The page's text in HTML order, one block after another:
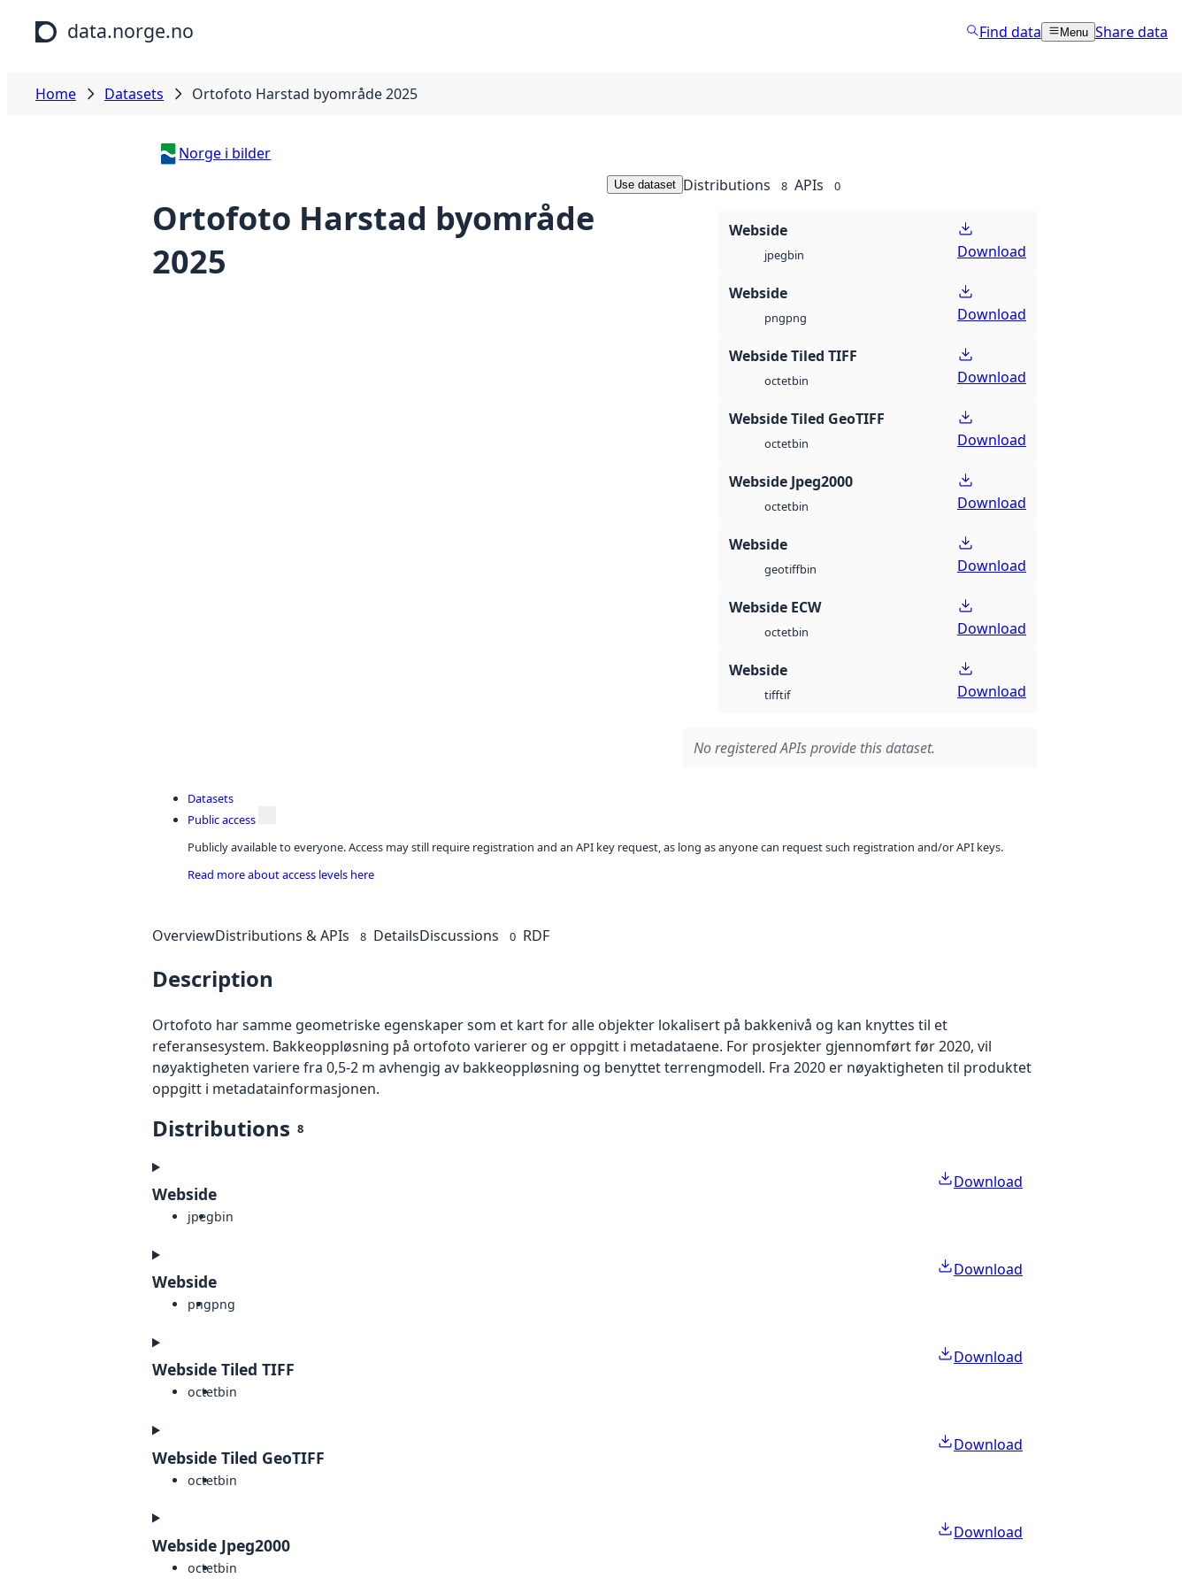
Skip to main content
data.norge.no Find data Menu Share data
Home Datasets Ortofoto Harstad byområde 2025
Norge i bilder
Ortofoto Harstad byområde
2025
Use dataset Distributions 8 APIs 0
Webside
jpegbin Download
Webside
pngpng Download
Webside Tiled TIFF
octetbin Download
Webside Tiled GeoTIFF
octetbin Download
Webside Jpeg2000
octetbin Download
Webside
geotiffbin Download
Webside ECW
octetbin Download
Webside
tifftif Download
No registered APIs provide this dataset.
Datasets
Public access
Publicly available to everyone. Access may still require registration and an API key request, as long as anyone can request such registration and/or API keys.
Read more about access levels here
OverviewDistributions & APIs 8 DetailsDiscussions 0 RDF
Description
Ortofoto har samme geometriske egenskaper som et kart for alle objekter lokalisert på bakkenivå og kan knyttes til et
referansesystem. Bakkeoppløsning på ortofoto varierer og er oppgitt i metadataene. For prosjekter gjennomført før 2020, vil
nøyaktigheten variere fra 0,5-2 m avhengig av bakkeoppløsning og benyttet terrengmodell. Fra 2020 er nøyaktigheten til produktet
oppgitt i metadatainformasjonen.
Distributions 8
Webside
jpegbin
Download
Webside
pngpng
Download
Webside Tiled TIFF
octetbin
Download
Webside Tiled GeoTIFF
octetbin
Download
Webside Jpeg2000
octetbin
Download